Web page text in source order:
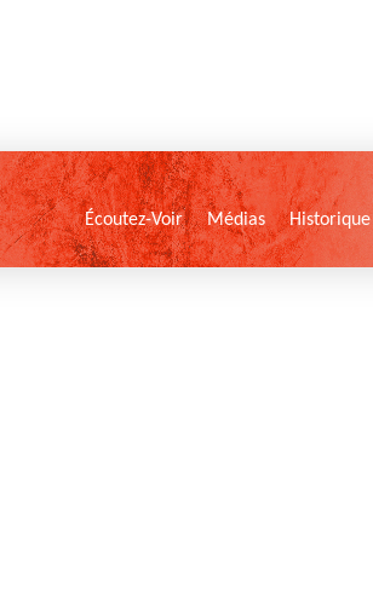
Écoutez-Voir Médias Historique